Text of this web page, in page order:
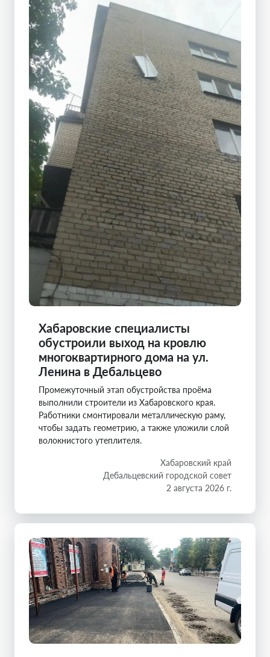
Хабаровские специалисты
обустроили выход на кровлю
многоквартирного дома на ул.
Ленина в Дебальцево
Промежуточный этап обустройства проёма
выполнили строители из Хабаровского края.
Работники смонтировали металлическую раму,
чтобы задать геометрию, а также уложили слой
волокнистого утеплителя.
Хабаровский край
Дебальцевский городской совет
2 августа 2026 г.